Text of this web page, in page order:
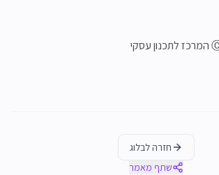
חזרה לבלוג
שתף מאמר